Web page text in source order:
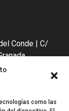
como las
Conde | C/